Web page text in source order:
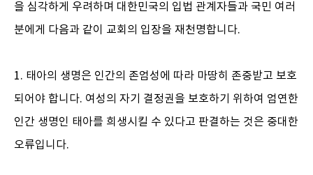
을 심각하게 우려하며 대한민국의 입법 관계자들과 국민 여러
분에게 다음과 같이 교회의 입장을 재천명합니다.
1. 태아의 생명은 인간의 존엄성에 따라 마땅히 존중받고 보호
되어야 합니다. 여성의 자기 결정권을 보호하기 위하여 엄연한
인간 생명인 태아를 희생시킬 수 있다고 판결하는 것은 중대한
오류입니다.